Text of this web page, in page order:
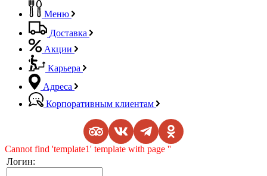
Меню
Доставка
Акции
Карьера
Адреса
Корпоративным клиентам
Cannot find 'template1' template with page ''
Логин: